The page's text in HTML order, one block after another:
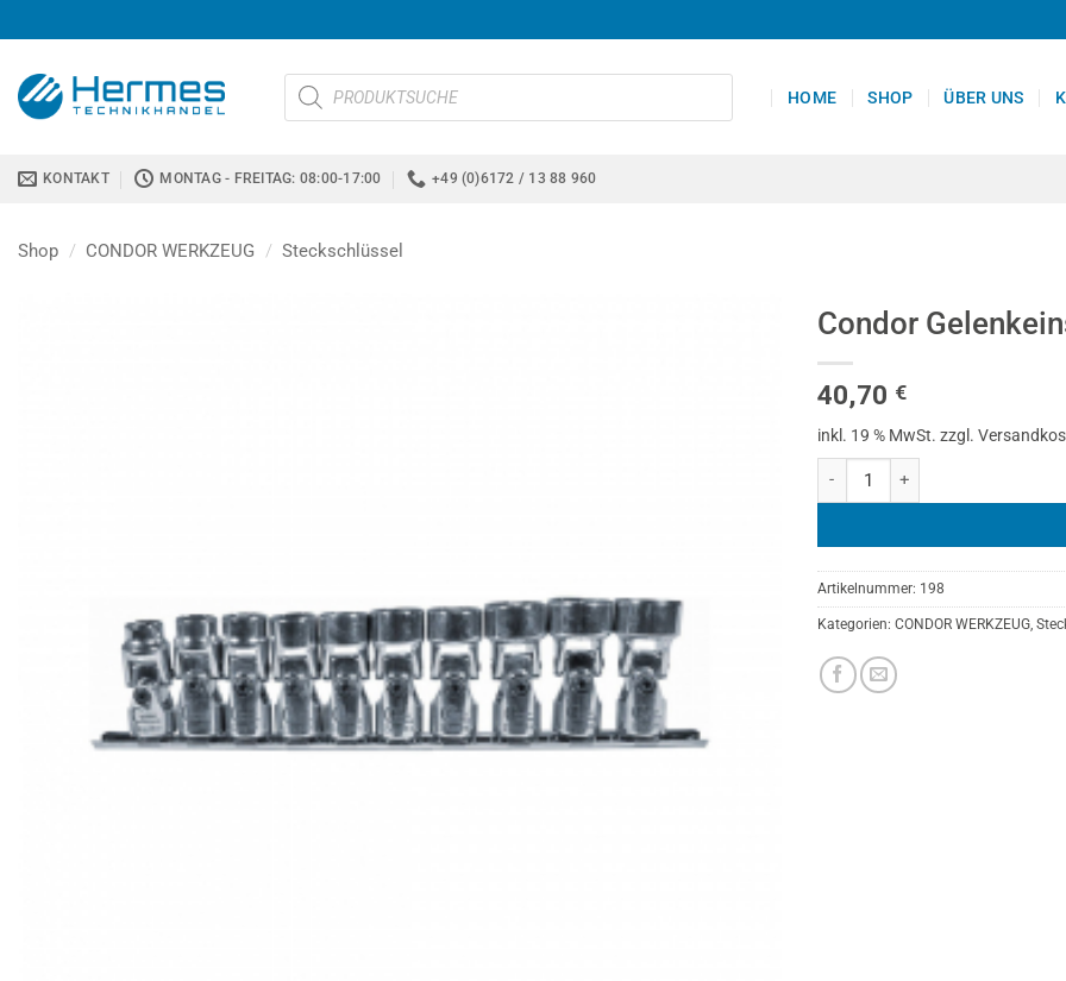
Inhalt
springen
Products
search
HOME SHOP ÜBER UNS
KONTAKT MONTAG - FREITAG: 08:00-17:00 +49 (0)6172 / 13 88 960
Shop / CONDOR WERKZEUG / Steckschlüssel
Condor
40,70 €
inkl. 19 % MwSt. zzgl.
Artikelnummer: 198
Kategorien: CONDOR WERKZEUG